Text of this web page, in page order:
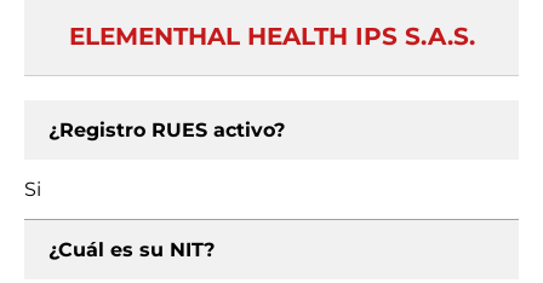
ELEMENTHAL HEALTH IPS S.A.S.
¿Registro RUES activo?
Si
¿Cuál es su NIT?